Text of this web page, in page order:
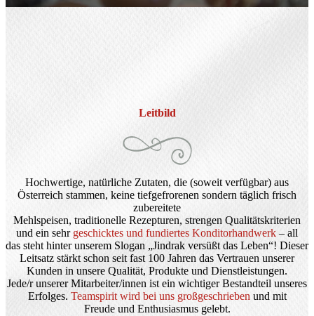
Leitbild
Hochwertige, natürliche Zutaten, die (soweit verfügbar) aus
Österreich stammen, keine tiefgefrorenen sondern täglich frisch
zubereitete
Mehlspeisen, traditionelle Rezepturen, strengen Qualitätskriterien
und ein sehr geschicktes und fundiertes Konditorhandwerk– all
das steht hinter unserem Slogan „Jindrak versüßt das Leben“! Dieser
Leitsatz stärkt schon seit fast 100 Jahren das Vertrauen unserer
Kunden in unsere Qualität, Produkte und Dienstleistungen.
Jede/r unserer Mitarbeiter/innen ist ein wichtiger Bestandteil unseres
Erfolges. Teamspirit wird bei uns großgeschrieben und mit
Freude und Enthusiasmus gelebt.